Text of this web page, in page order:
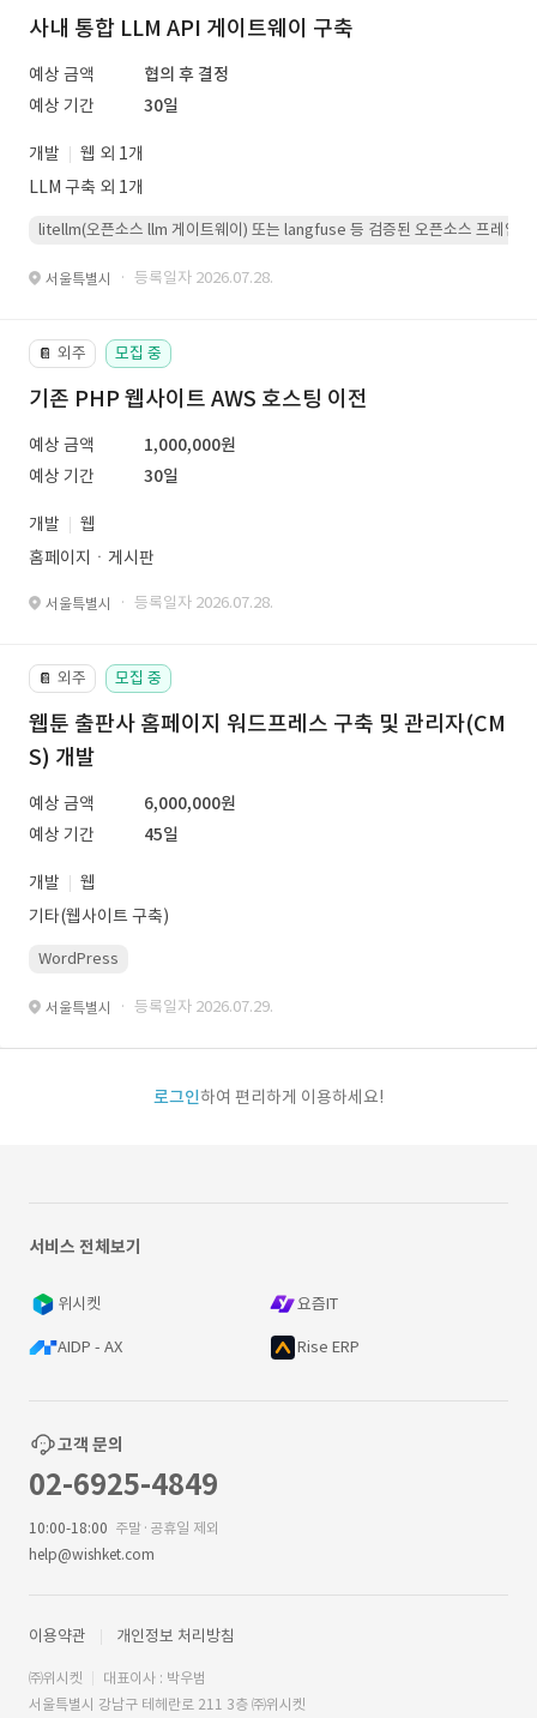
사내 통합 LLM API 게이트웨이 구축
예상 금액
협의 후 결정
예상 기간
30일
개발
웹 외 1개
LLM 구축 외 1개
litellm(오픈소스 llm 게이트웨이) 또는 langfuse 등 검증된 오픈소스 프레임워
서울특별시 · 등록일자 2026.07.28.
📔 외주 모집 중
기존 PHP 웹사이트 AWS 호스팅 이전
예상 금액
1,000,000원
예상 기간
30일
개발
웹
홈페이지ㆍ게시판
서울특별시 · 등록일자 2026.07.28.
📔 외주 모집 중
웹툰 출판사 홈페이지 워드프레스 구축 및 관리자(CM
S) 개발
예상 금액
6,000,000원
예상 기간
45일
개발
웹
기타(웹사이트 구축)
WordPress
서울특별시 · 등록일자 2026.07.29.
로그인하여 편리하게 이용하세요!
서비스 전체보기
위시켓 요즘IT
AIDP - AX Rise ERP
고객 문의
02-6925-4849
10:00-18:00 주말·공휴일 제외
help@wishket.com
이용약관 개인정보 처리방침
㈜위시켓
대표이사 : 박우범
서울특별시 강남구 테헤란로 211 3층 ㈜위시켓